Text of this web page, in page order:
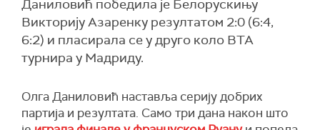
Даниловић победила је Белорускињу
Викторију Азаренку резултатом 2:0 (6:4,
6:2) и пласирала се у друго коло ВТА
турнира у Мадриду.
Олга Даниловић наставља серију добрих
партија и резултата. Само три дана након што